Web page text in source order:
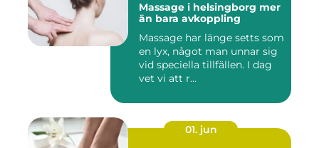
Massage i helsingborg mer
än bara avkoppling
Massage har länge setts som
en lyx, något man unnar sig
vid speciella tillfällen. I dag
vet vi att r...
01. jun